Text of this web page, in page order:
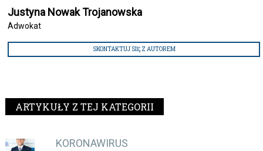
Justyna Nowak Trojanowska
Adwokat
SKONTAKTUJ SIĘ Z AUTOREM
ARTYKUŁY Z TEJ KATEGORII
KORONAWIRUS